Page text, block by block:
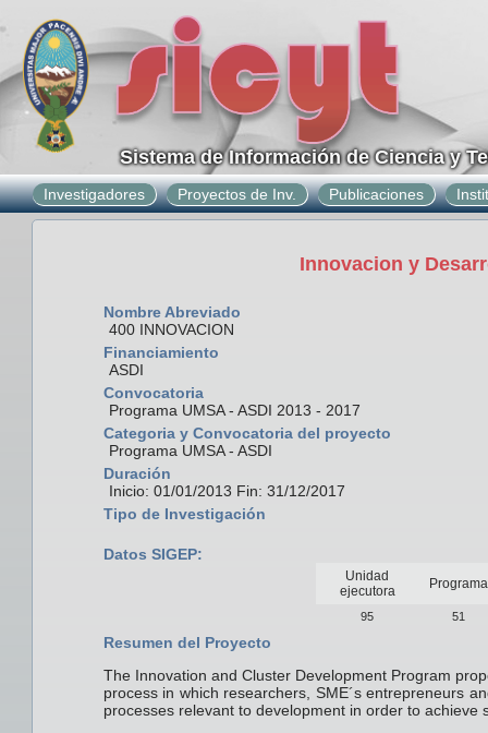
Sistema de Información de Ciencia y
Investigadores Proyectos de Inv. Publicaciones
Innovacion y
Nombre Abreviado
400 INNOVACION
Financiamiento
ASDI
Convocatoria
Programa UMSA - ASDI 2013 - 2017
Categoria y Convocatoria del proyecto
Programa UMSA - ASDI
Duración
Inicio: 01/01/2013 Fin: 31/12/2017
Tipo de Investigación
Datos SIGEP:
Unidad
ejecutora
Programa
95 51
Resumen del Proyecto
The Innovation and Cluster Development Program
process in which researchers, SME´s entrepreneurs
processes relevant to development in order to achieve